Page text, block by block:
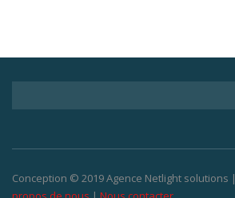
Conception © 2019 Agence Netlight solutions |